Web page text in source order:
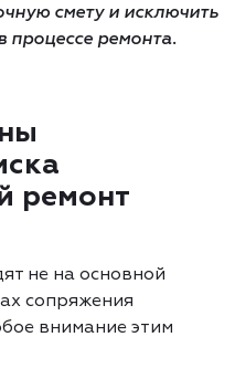
смету и исключить
ремонта.
ремонт
не на основной
сопряжения
внимание этим